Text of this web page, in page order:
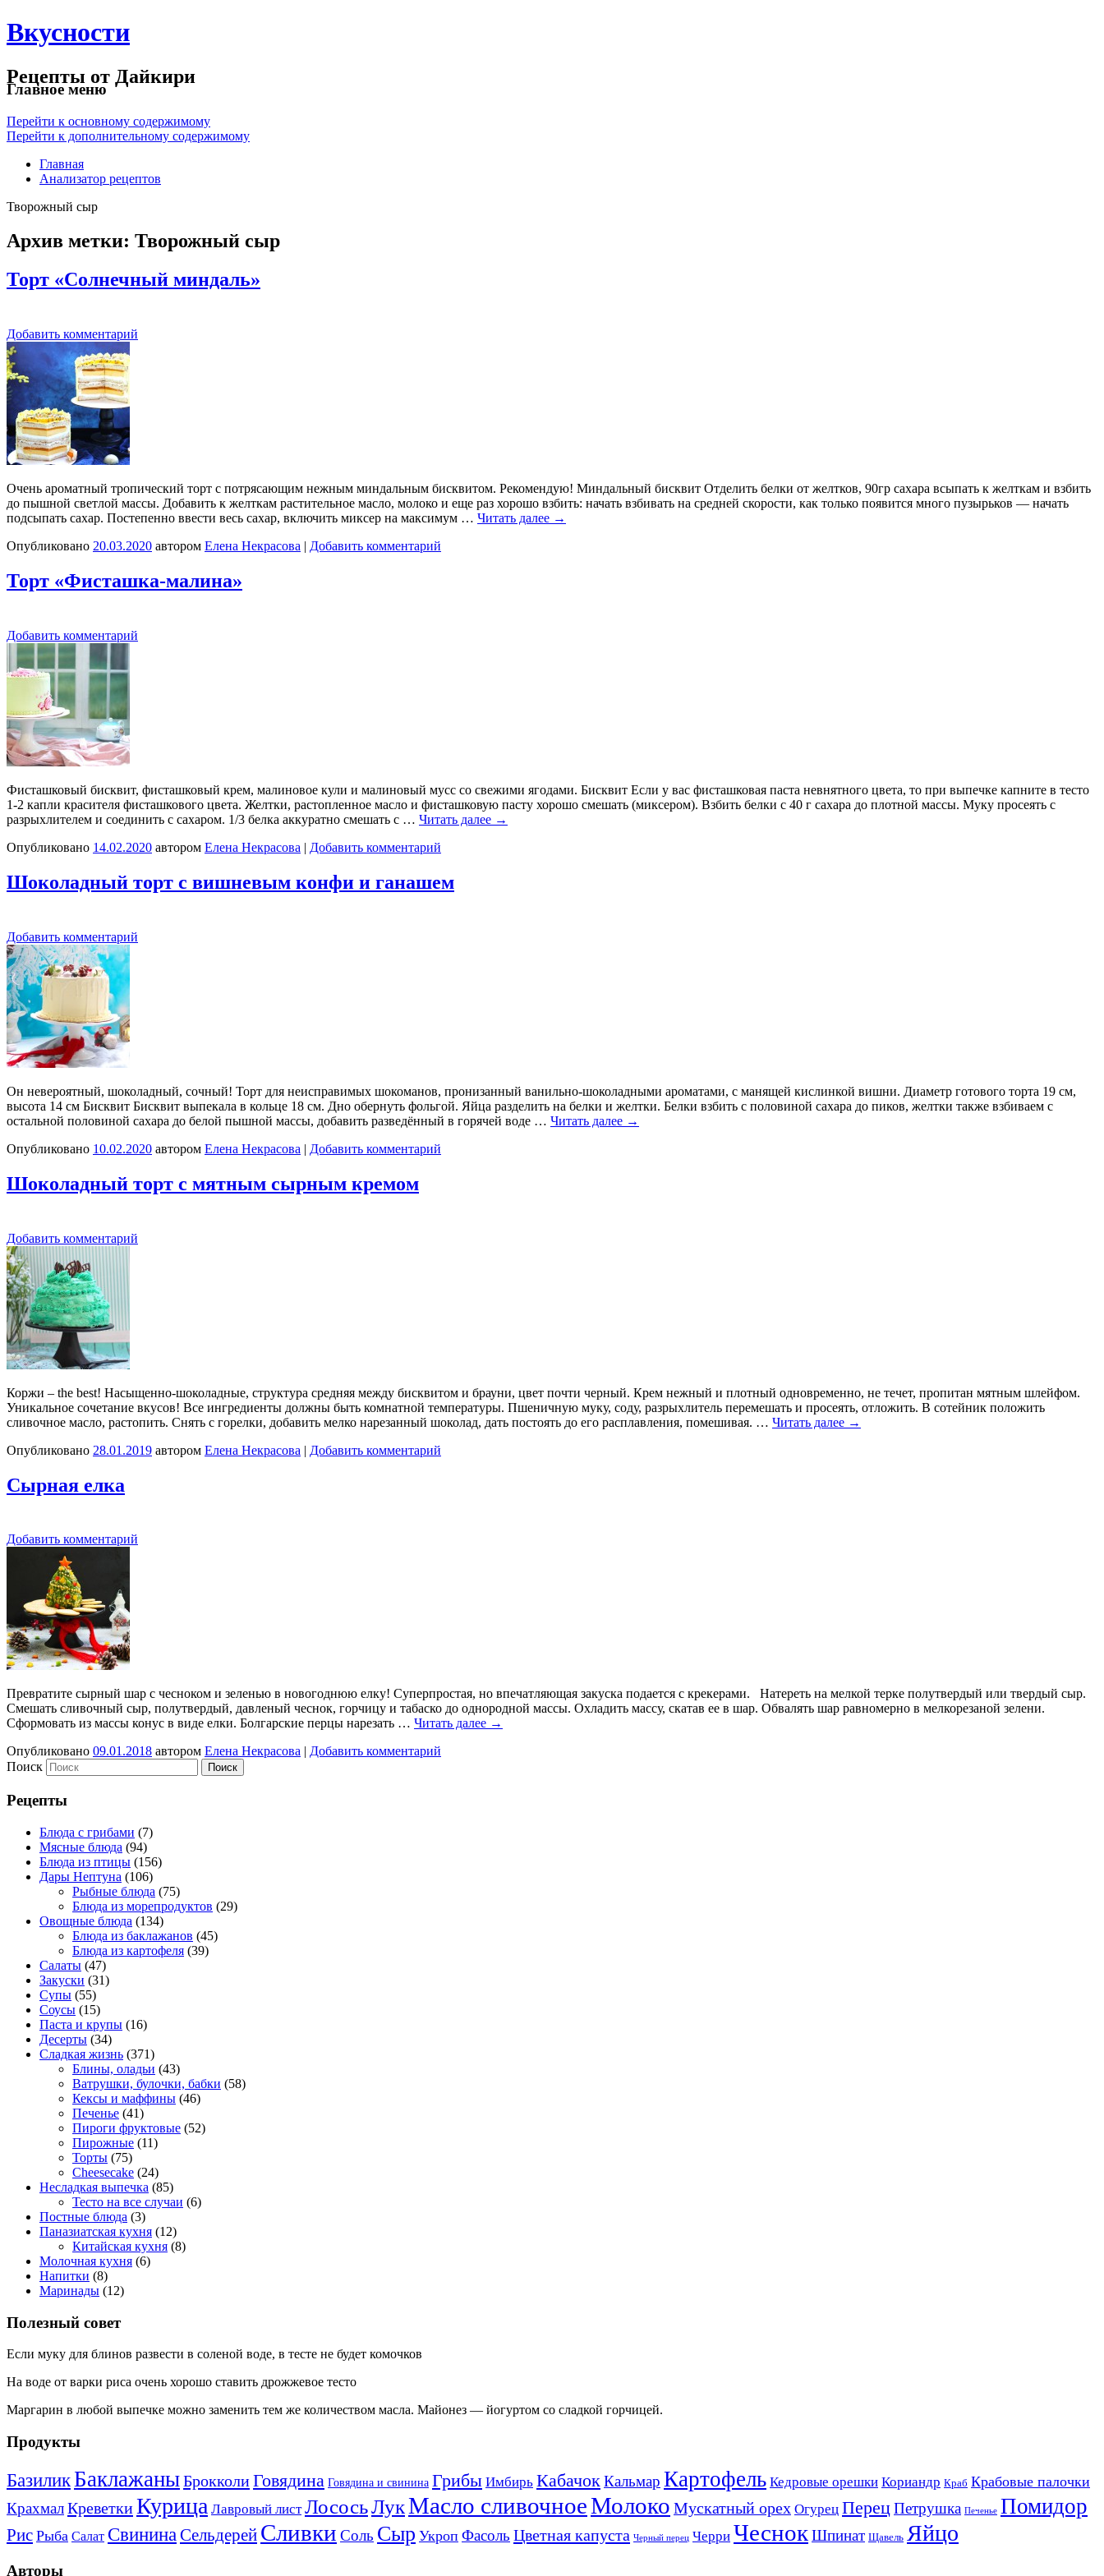
Вкусности
Рецепты от Дайкири
Главное меню
Перейти к основному содержимому
Перейти к дополнительному содержимому
Главная
Анализатор рецептов
Творожный сыр
Архив метки: Творожный сыр
Торт «Солнечный миндаль»
Добавить комментарий
Очень ароматный тропический торт с потрясающим нежным миндальным бисквитом. Рекомендую! Миндальный бисквит Отделить белки от желтков, 90гр сахара всыпать к желткам и взбить
до пышной светлой массы. Добавить к желткам растительное масло, молоко и еще раз хорошо взбить: начать взбивать на средней скорости, как только появится много пузырьков — начать
подсыпать сахар. Постепенно ввести весь сахар, включить миксер на максимум … Читать далее →
Опубликовано 20.03.2020 автором Елена Некрасова | Добавить комментарий
Торт «Фисташка-малина»
Добавить комментарий
Фисташковый бисквит, фисташковый крем, малиновое кули и малиновый мусс со свежими ягодами. Бисквит Если у вас фисташковая паста невнятного цвета, то при выпечке капните в тесто
1-2 капли красителя фисташкового цвета. Желтки, растопленное масло и фисташковую пасту хорошо смешать (миксером). Взбить белки с 40 г сахара до плотной массы. Муку просеять с
разрыхлителем и соединить с сахаром. 1/3 белка аккуратно смешать с … Читать далее →
Опубликовано 14.02.2020 автором Елена Некрасова | Добавить комментарий
Шоколадный торт с вишневым конфи и ганашем
Добавить комментарий
Он невероятный, шоколадный, сочный! Торт для неисправимых шокоманов, пронизанный ванильно-шоколадными ароматами, с манящей кислинкой вишни. Диаметр готового торта 19 см,
высота 14 см Бисквит Бисквит выпекала в кольце 18 см. Дно обернуть фольгой. Яйца разделить на белки и желтки. Белки взбить с половиной сахара до пиков, желтки также взбиваем с
остальной половиной сахара до белой пышной массы, добавить разведённый в горячей воде … Читать далее →
Опубликовано 10.02.2020 автором Елена Некрасова | Добавить комментарий
Шоколадный торт с мятным сырным кремом
Добавить комментарий
Коржи – the best! Насыщенно-шоколадные, структура средняя между бисквитом и брауни, цвет почти черный. Крем нежный и плотный одновременно, не течет, пропитан мятным шлейфом.
Уникальное сочетание вкусов! Все ингредиенты должны быть комнатной температуры. Пшеничную муку, соду, разрыхлитель перемешать и просеять, отложить. В сотейник положить
сливочное масло, растопить. Снять с горелки, добавить мелко нарезанный шоколад, дать постоять до его расплавления, помешивая. … Читать далее →
Опубликовано 28.01.2019 автором Елена Некрасова | Добавить комментарий
Сырная елка
Добавить комментарий
Превратите сырный шар с чесноком и зеленью в новогоднюю елку! Суперпростая, но впечатляющая закуска подается с крекерами. Натереть на мелкой терке полутвердый или твердый сыр.
Смешать сливочный сыр, полутвердый, давленый чеснок, горчицу и табаско до однородной массы. Охладить массу, скатав ее в шар. Обвалять шар равномерно в мелкорезаной зелени.
Сформовать из массы конус в виде елки. Болгарские перцы нарезать … Читать далее →
Опубликовано 09.01.2018 автором Елена Некрасова
Добавить комментарий
Поиск
Рецепты
Блюда с грибами (7)
Мясные блюда (94)
Блюда из птицы (156)
Дары Нептуна (106)
Рыбные блюда (75)
Блюда из морепродуктов (29)
Овощные блюда (134)
Блюда из баклажанов (45)
Блюда из картофеля (39)
Салаты (47)
Закуски (31)
Супы (55)
Соусы (15)
Паста и крупы (16)
Десерты (34)
Сладкая жизнь (371)
Блины, оладьи (43)
Ватрушки, булочки, бабки (58)
Кексы и маффины (46)
Печенье (41)
Пироги фруктовые (52)
Пирожные (11)
Торты (75)
Cheesecake (24)
Несладкая выпечка (85)
Тесто на все случаи (6)
Постные блюда (3)
Паназиатская кухня (12)
Китайская кухня (8)
Молочная кухня (6)
Напитки (8)
Маринады (12)
Полезный совет
Если муку для блинов развести в соленой воде, в тесте не будет комочков
На воде от варки риса очень хорошо ставить дрожжевое тесто
Маргарин в любой выпечке можно заменить тем же количеством масла. Майонез — йогуртом со сладкой горчицей.
Продукты
БазиликБаклажаныБрокколиГовядина Говядина и свинина Грибы Имбирь Кабачок Кальмар Картофель Кедровые орешки Кориандр Краб Крабовые палочки
КрахмалКреветкиКурица Лавровый лист ЛососьЛукМасло сливочноеМолоко Мускатный орех Огурец ПерецПетрушка Печенье Помидор
Рис Рыба Салат Свинина Сельдерей Сливки Соль Сыр Укроп Фасоль Цветная капуста Черный перец Черри ЧеснокШпинат Щавель Яйцо
Авторы